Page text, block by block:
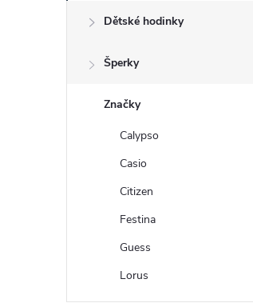
Dětské hodinky
Šperky
Značky
Calypso
Casio
Citizen
Festina
Guess
Lorus